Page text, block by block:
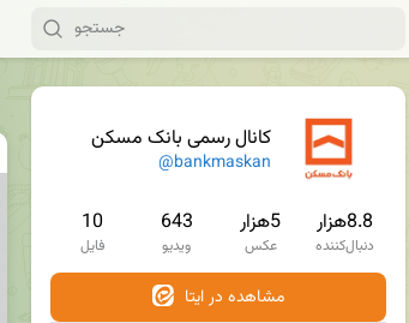
کانال رسمی بانک مسکن
@bankmaskan
8.8هزار
دنبال‌کننده
5هزار
عکس
643
ویدیو
10
فایل
مشاهده در ایتا